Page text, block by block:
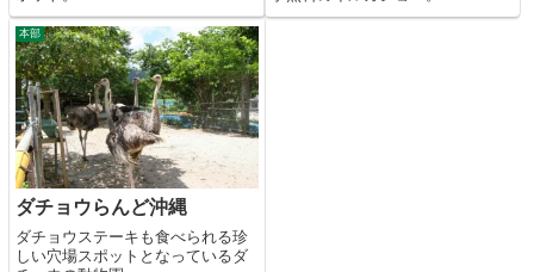
本部
ダチョウらんど沖縄
ダチョウステーキも食べられる珍
しい穴場スポットとなっているダ